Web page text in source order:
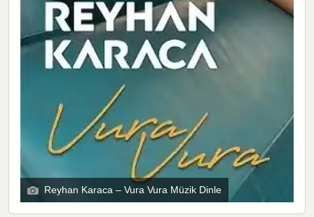
Reyhan Karaca – Vura Vura Müzik Dinle